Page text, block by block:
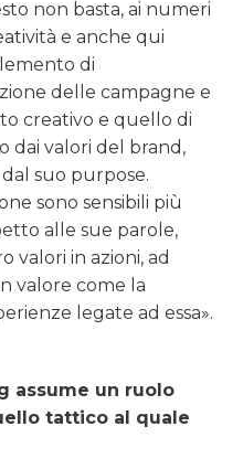
non basta, ai numeri
e anche qui
di
delle campagne e
creativo e quello di
dai valori del brand,
suo purpose.
sono sensibili più
alle sue parole,
valori in azioni, ad
valore come la
legate ad essa».
assume un ruolo
tattico al quale